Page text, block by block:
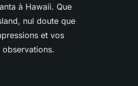
à Hawaii. Que
nul doute que
et vos